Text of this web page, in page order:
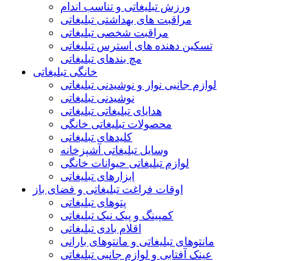
ورزش تبلیغاتی و تناسب اندام
مراقبت های بهداشتی تبلیغاتی
مراقبت شخصی تبلیغاتی
تسکین دهنده های استرس تبلیغاتی
مچ بندهای تبلیغاتی
خانگی تبلیغاتی
لوازم جانبی نوار و نوشیدنی تبلیغاتی
نوشیدنی تبلیغاتی
هدایای تبلیغاتی تبلیغاتی
محصولات تبلیغاتی خانگی
کلیدهای تبلیغاتی
وسایل تبلیغاتی آشپزخانه
لوازم تبلیغاتی حیوانات خانگی
ابزارهای تبلیغاتی
اوقات فراغت تبلیغاتی و فضای باز
پتوهای تبلیغاتی
کمپینگ و پیک نیک تبلیغاتی
اقلام بادی تبلیغاتی
مانتوهای تبلیغاتی و مانتوهای بارانی
عینک آفتابی و لوازم جانبی تبلیغاتی